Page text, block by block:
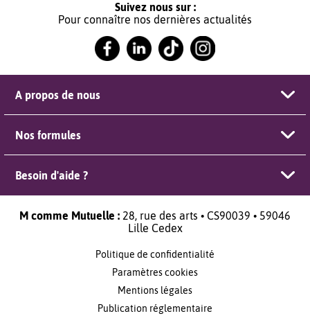
Suivez nous sur :
Pour connaître nos dernières actualités
A propos de nous
Nos formules
Besoin d'aide ?
M comme Mutuelle : 28, rue des arts • CS90039 • 59046
Lille Cedex
Politique de confidentialité
Paramètres cookies
Mentions légales
Publication réglementaire